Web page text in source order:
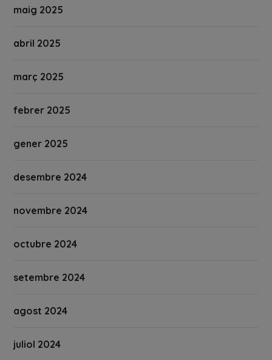
maig 2025
abril 2025
març 2025
febrer 2025
gener 2025
desembre 2024
novembre 2024
octubre 2024
setembre 2024
agost 2024
juliol 2024